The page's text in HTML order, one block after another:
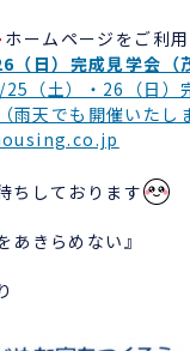
ホームページをご利
（日）完成見学会（
（土）・26（日）
雨天でも開催いたし
ちしております
あきらめない』